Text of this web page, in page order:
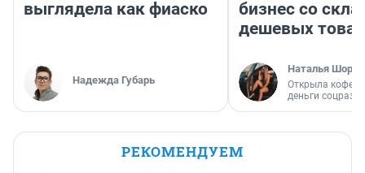
выглядела как фиаско
Надежда Губарь
бизнес со
дешевых
Наталья
Открыла
деньги
РЕКОМЕНДУЕМ